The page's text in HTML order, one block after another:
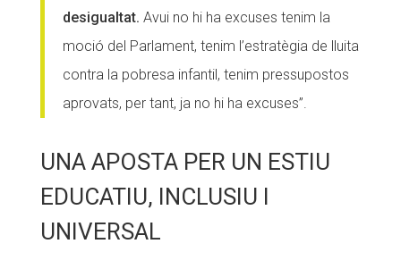
desigualtat. Avui no hi ha excuses tenim la
moció del Parlament, tenim l’estratègia de lluita
contra la pobresa infantil, tenim pressupostos
aprovats, per tant, ja no hi ha excuses”.
UNA APOSTA PER UN ESTIU
EDUCATIU, INCLUSIU I
UNIVERSAL